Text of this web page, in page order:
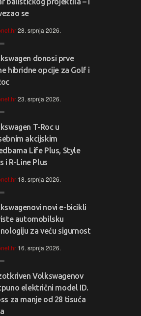
se
28. srpnja 2026.
donosi prve
hibridne opcije za Golf i
23. srpnja 2026.
T-Roc u
akcijskim
Life Plus, Style
i R-Line Plus
18. srpnja 2026.
novi e-bicikli
automobilsku
za veću sigurnost
16. srpnja 2026.
Volkswagenov
električni model ID.
za manje od 28 tisuća